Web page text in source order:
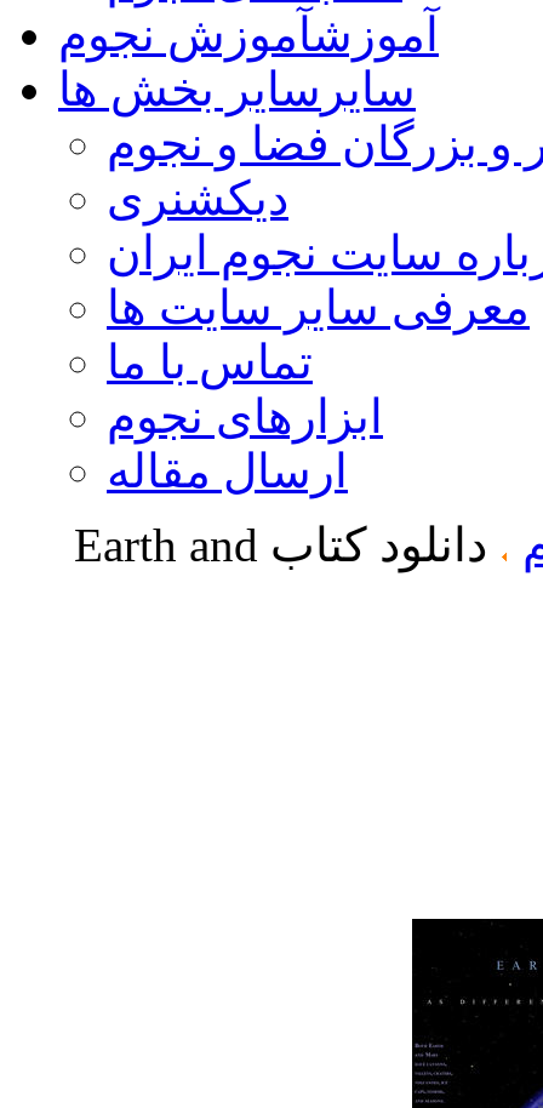
آموزشآموزش نجوم
سایر سایر بخش ها
و بزرگان فضا و نجوم
دیکشنری
سایت نجوم ایران
معرفی سایر سایت ها
تماس با ما
ابزارهای نجوم
ارسال مقاله
دانلود کتاب Earth and